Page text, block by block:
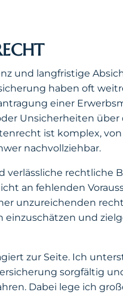
und langfristige
haben oft
einer
Unsicherheiten über
ist komplex,
nachvollziehbar.
verlässliche rechtliche
an fehlenden
unzureichenden
einzuschätzen und
zur Seite. Ich
sorgfältig
Dabei lege ich